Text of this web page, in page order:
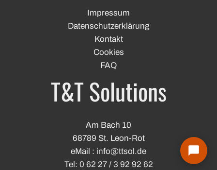
Impressum
Datenschutzerklärung
Kontakt
Cookies
FAQ
T&T Solutions
Am Bach 10
68789 St. Leon-Rot
eMail : info@ttsol.de
Tel: 0 62 27 / 3 92 92 62